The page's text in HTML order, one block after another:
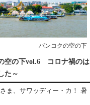
バンコクの空の下
空の下vol.6 コロナ禍のは
た～
ま、サワッディー・カ！ 暑